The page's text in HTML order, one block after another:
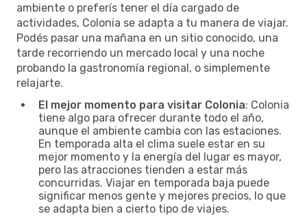
ambiente o preferís tener el día cargado de
actividades, Colonia se adapta a tu manera de viajar.
Podés pasar una mañana en un sitio conocido, una
tarde recorriendo un mercado local y una noche
probando la gastronomía regional, o simplemente
relajarte.
El mejor momento para visitar Colonia: Colonia
tiene algo para ofrecer durante todo el año,
aunque el ambiente cambia con las estaciones.
En temporada alta el clima suele estar en su
mejor momento y la energía del lugar es mayor,
pero las atracciones tienden a estar más
concurridas. Viajar en temporada baja puede
significar menos gente y mejores precios, lo que
se adapta bien a cierto tipo de viajes.